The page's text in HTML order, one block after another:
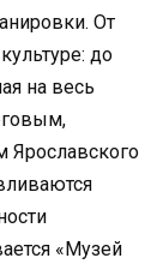
От
до
на весь
Ярославского
«Музей